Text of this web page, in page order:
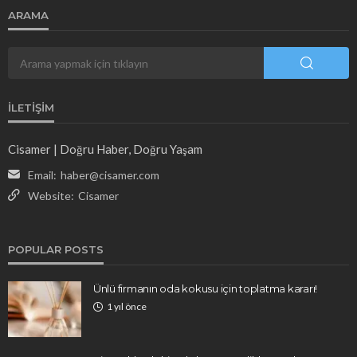
ARAMA
İLETIŞIM
Cisamer | Doğru Haber, Doğru Yaşam
Email: haber@cisamer.com
Website: Cisamer
POPULAR POSTS
Ünlü firmanın oda kokusu için toplatma kararı!
1 yıl önce